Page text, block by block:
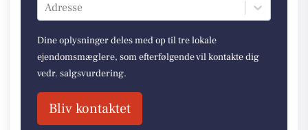
Adresse
Dine oplysninger deles med op til tre lokale
ejendomsmæglere, som efterfølgende vil kontakte dig
vedr. salgsvurdering.
Bliv kontaktet